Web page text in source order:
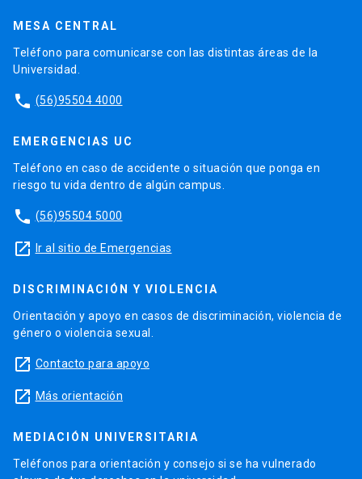
Proyectos
Laboratorios
MESA CENTRAL
Teléfono para comunicarse con las distintas áreas de la
Universidad.
phone (56)95504 4000
EMERGENCIAS UC
Teléfono en caso de accidente o situación que ponga en
riesgo tu vida dentro de algún campus.
phone (56)95504 5000
launch Ir al sitio de Emergencias
DISCRIMINACIÓN Y VIOLENCIA
Orientación y apoyo en casos de discriminación, violencia de
género o violencia sexual.
launch Contacto para apoyo
launch Más orientación
MEDIACIÓN UNIVERSITARIA
Teléfonos para orientación y consejo si se ha vulnerado